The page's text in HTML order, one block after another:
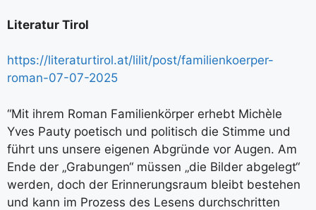
Literatur Tirol
https://literaturtirol.at/lilit/post/familienkoerper-
roman-07-07-2025
“Mit ihrem Roman Familienkörper erhebt Michèle
Yves Pauty poetisch und politisch die Stimme und
führt uns unsere eigenen Abgründe vor Augen. Am
Ende der „Grabungen“ müssen „die Bilder abgelegt“
werden, doch der Erinnerungsraum bleibt bestehen
und kann im Prozess des Lesens durchschritten